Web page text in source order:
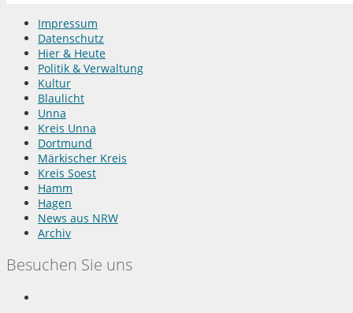
Impressum
Datenschutz
Hier & Heute
Politik & Verwaltung
Kultur
Blaulicht
Unna
Kreis Unna
Dortmund
Märkischer Kreis
Kreis Soest
Hamm
Hagen
News aus NRW
Archiv
Besuchen Sie uns